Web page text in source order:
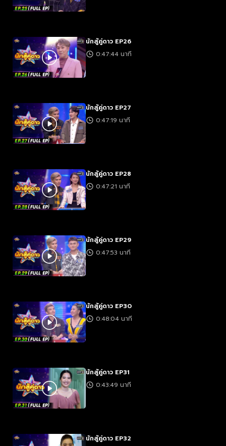
นักสู้คู่ดาว EP26
0:47:44 นาที
นักสู้คู่ดาว EP27
0:47:19 นาที
นักสู้คู่ดาว EP28
0:47:21 นาที
นักสู้คู่ดาว EP29
0:47:53 นาที
นักสู้คู่ดาว EP30
0:48:04 นาที
นักสู้คู่ดาว EP31
0:43:49 นาที
นักสู้คู่ดาว EP32